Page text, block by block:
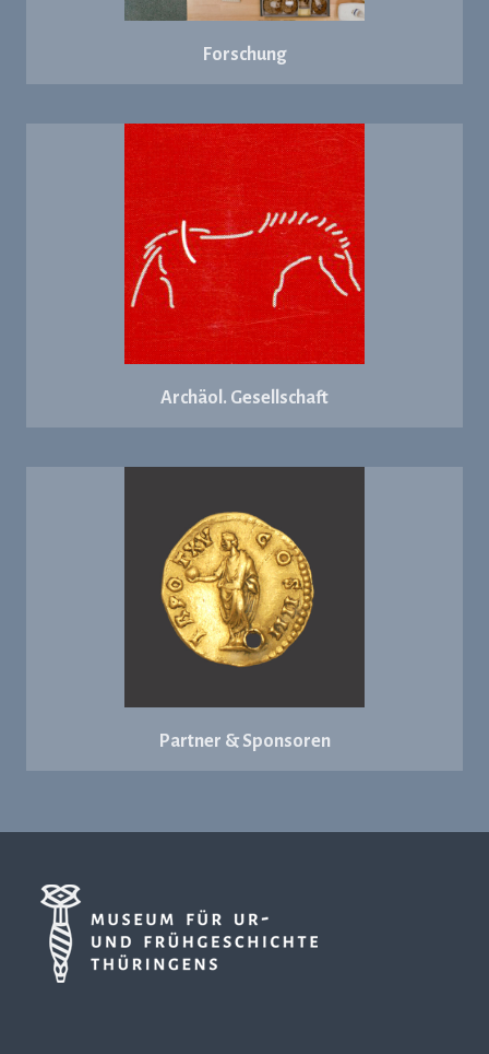
Forschung
Archäol. Gesellschaft
Partner & Sponsoren